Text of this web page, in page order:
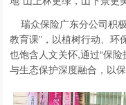
瑞众保险广东分公司积
教育课”，以植树行动、环
也饱含人文关怀,通过“保
与生态保护深度融合，以